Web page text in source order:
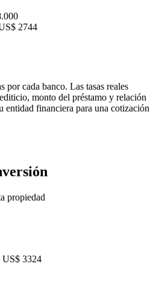
2744
por cada banco. Las tasas reales
monto del préstamo y relación
entidad financiera para una cotización
propiedad
US$ 3324